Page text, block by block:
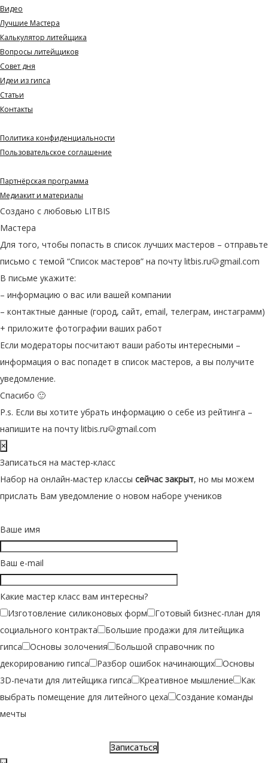
Видео
Лучшие Мастера
Калькулятор литейщика
Вопросы литейщиков
Совет дня
Идеи из гипса
Статьи
Контакты
Политика конфиденциальности
Пользовательское соглашение
Партнёрская программа
Медиакит и материалы
Создано с любовью LITBIS
Мастера
Для того, чтобы попасть в список лучших мастеров – отправьте
письмо с темой “Список мастеров” на почту litbis.ru🐶gmail.com
В письме укажите:
– информацию о вас или вашей компании
– контактные данные (город, сайт, email, телеграм, инстаграмм)
+ приложите фотографии ваших работ
Если модераторы посчитают ваши работы интересными –
информация о вас попадет в список мастеров, а вы получите
уведомление.
Спасибо 🙂
P.s. Если вы хотите убрать информацию о себе из рейтинга –
напишите на почту litbis.ru🐶gmail.com
×
Записаться на мастер-класс
Набор на онлайн-мастер классы сейчас закрыт, но мы можем
прислать Вам уведомление о новом наборе учеников
Ваше имя
Ваш e-mail
Какие мастер класс вам интересны?
Изготовление силиконовых форм
Готовый бизнес-план для
социального контракта
Большие продажи для литейщика
гипса
Основы золочения
Большой справочник по
декорированию гипса
Разбор ошибок начинающих
Основы
3D-печати для литейщика гипса
Креативное мышление
Как
выбрать помещение для литейного цеха
Создание команды
мечты